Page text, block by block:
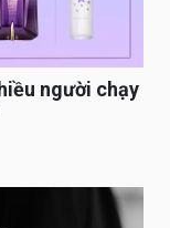
người chạy